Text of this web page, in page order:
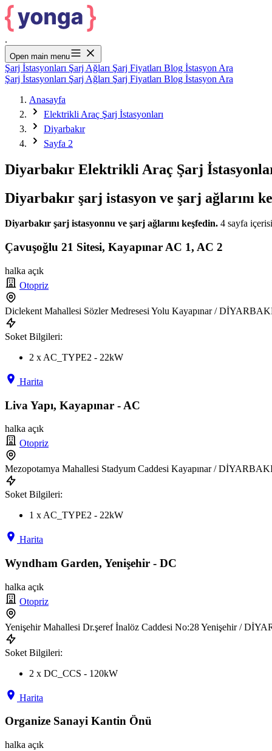
.
Open main menu
Şarj İstasyonları Şarj Ağları Şarj Fiyatları Blog İstasyon Ara
Şarj İstasyonları Şarj Ağları Şarj Fiyatları Blog İstasyon Ara
Anasayfa
Elektrikli Araç Şarj İstasyonları
Diyarbakır
Sayfa 2
Diyarbakır Elektrikli Araç Şarj
Diyarbakır şarj istasyon ve şarj ağlarını
Diyarbakır şarj istasyonnu ve şarj ağlarını keşfedin. 4 sayfa
Çavuşoğlu 21 Sitesi, Kayapınar AC 1, AC 2
halka açık
Otopriz
Diclekent Mahallesi Sözler Medresesi Yolu Kayapınar /
Soket Bilgileri:
2 x AC_TYPE2 - 22kW
Harita
Liva Yapı, Kayapınar - AC
halka açık
Otopriz
Mezopotamya Mahallesi Stadyum Caddesi Kayapınar /
Soket Bilgileri:
1 x AC_TYPE2 - 22kW
Harita
Wyndham Garden, Yenişehir - DC
halka açık
Otopriz
Yenişehir Mahallesi Dr.şeref İnalöz Caddesi No:28 Yenişehir /
Soket Bilgileri:
2 x DC_CCS - 120kW
Harita
Organize Sanayi Kantin Önü
halka açık